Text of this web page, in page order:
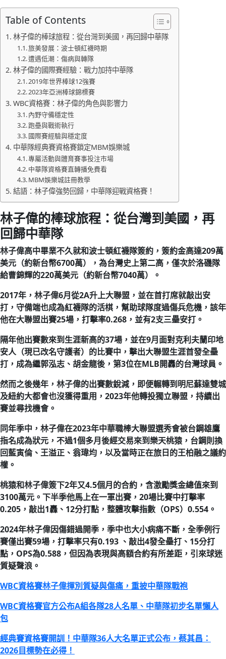
Table of Contents
林子偉的棒球旅程：從台灣到美國，再回歸中華隊
旅美發展：波士頓紅襪時期
遭遇低潮：傷病與轉隊
林子偉的國際賽經驗：戰力加持中華隊
2019年世界棒球12強賽
2023年亞洲棒球錦標賽
WBC資格賽：林子偉的角色與影響力
內野守備穩定性
跑壘與戰術執行
國際賽經驗與穩定度
中華隊經典賽資格賽鎖定MBM娛樂城
專屬活動與體育賽事投注市場
中華隊資格賽直轉播免費看
MBM娛樂城註冊教學
結語：林子偉強勢回歸，中華隊迎戰資格賽！
林子偉的棒球旅程：從台灣到美國，再
回歸中華隊
林子偉高中畢業不久就和波士頓紅襪隊簽約，簽約金高達209萬
美元（約新台幣6700萬），為台灣史上第二高，僅次於洛磯隊
給曹錦輝的220萬美元（約新台幣7040萬）。
2017年，林子偉6月從2A升上大聯盟，並在首打席就敲出安
打，守備端也成為紅襪隊的活棋，幫助球隊度過傷兵危機，該年
他在大聯盟出賽25場，打擊率0.268，並有2支三壘安打。
隔年他出賽數來到生涯新高的37場，並在9月面對克利夫蘭印地
安人（現已改名守護者）的比賽中，擊出大聯盟生涯首發全壘
打，成為繼郭泓志、胡金龍後，第3位在MLB開轟的台灣球員。
然而之後幾年，林子偉的出賽數銳減，即便輾轉到明尼蘇達雙城
及紐約大都會也沒獲得重用，2023年他轉投獨立聯盟，持續出
賽並尋找機會。
同年季中，林子偉在2023年中華職棒大聯盟選秀會被台鋼雄鷹
指名成為狀元，不過1個多月後經交易來到樂天桃猿，台鋼則換
回藍寅倫、王溢正、翁瑋均，以及當時正在旅日的王柏融之議約
權。
桃猿和林子偉簽下2年又4.5個月的合約，含激勵獎金總值來到
3100萬元。下半季他馬上在一軍出賽，20場比賽中打擊率
0.205，敲出1轟、12分打點，整體攻擊指數（OPS）0.554。
2024年林子偉因傷錯過開季，季中也大小病痛不斷，全季例行
賽僅出賽59場，打擊率只有0.193 、敲出4發全壘打、15分打
點，OPS為0.588，但因為表現與高額合約有所差距，引來球迷
質疑聲浪。
WBC資格賽林子偉揮別質疑與傷痛，重披中華隊戰袍
WBC資格賽官方公布A組各隊28人名單、中華隊初步名單懶人
包
經典賽資格賽開訓！中華隊36人大名單正式公布，蔡其昌：
2026目標勢在必得！